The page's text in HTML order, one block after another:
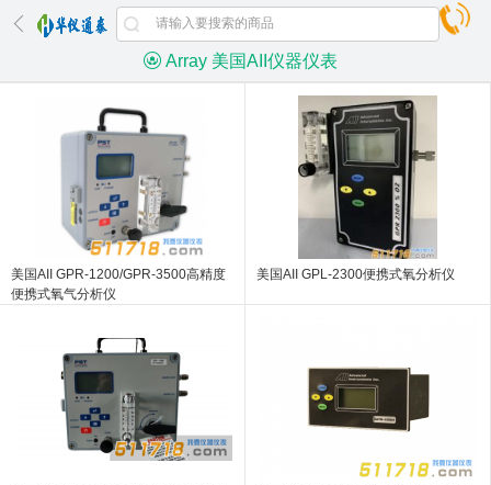
Array 美国AII仪器仪表
美国AII GPR-1200/GPR-3500高精度
便携式氧气分析仪
美国AII GPL-2300便携式氧分析仪